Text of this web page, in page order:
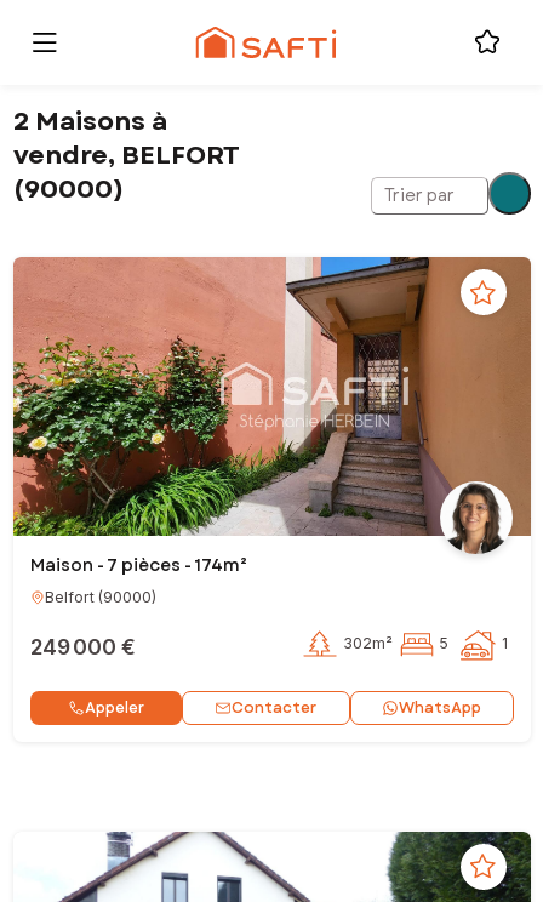
2 Maisons à
vendre, BELFORT
(90000)
Trier par
Maison - 7 pièces - 174m²
Belfort(90000)
249 000 € 302m² 5 1
Appeler Contacter WhatsApp